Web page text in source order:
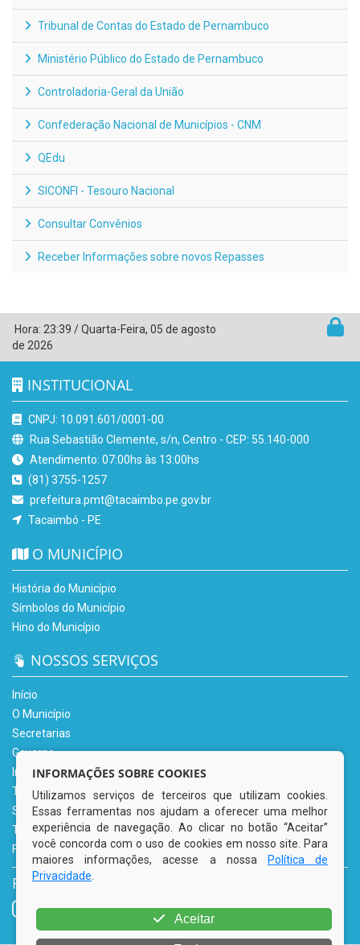
Tribunal de Contas do Estado de Pernambuco
Ministério Público do Estado de Pernambuco
Controladoria-Geral da União
Confederação Nacional de Municípios - CNM
QEdu
SICONFI - Tesouro Nacional
Consultar Convênios
Receber Informações sobre novos Repasses
Hora: 23:39 /Quarta-Feira, 05 de agosto
de 2026
INSTITUCIONAL
CNPJ: 10.091.601/0001-00
Rua Sebastião Clemente, s/n, Centro - CEP: 55.140-000
Atendimento: 07:00hs às 13:00hs
(81) 3755-1257
prefeitura.pmt@tacaimbo.pe.gov.br
Tacaimbó - PE
O MUNICÍPIO
História do Município
Símbolos do Município
Hino do Município
NOSSOS SERVIÇOS
Início
O Município
Secretarias
Governo
Informe-se
Transparência
Serviços Digitais
Tributário
Fale Conosco
REDES SOCIAIS
INFORMAÇÕES SOBRE COOKIES
Utilizamos serviços de terceiros que utilizam cookies.
Essas ferramentas nos ajudam a oferecer uma melhor
experiência de navegação. Ao clicar no botão “Aceitar”
você concorda com o uso de cookies em nosso site. Para
maiores informações, acesse a nossa
Política de
Privacidade
Aceitar